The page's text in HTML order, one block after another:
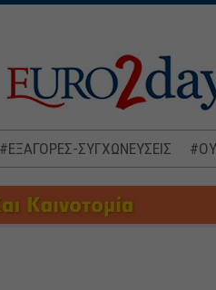
#ΕΞΑΓΟΡΕΣ-ΣΥΓΧΩΝΕΥΣΕΙΣ